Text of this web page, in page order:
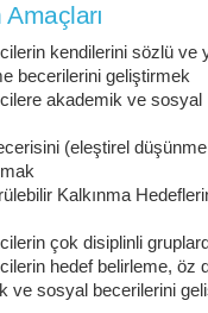
kendilerini sözlü ve
becerilerini geliştirmek
akademik ve sosyal
(eleştirel
Kalkınma
çok disiplinli
hedef belirleme, öz
ve sosyal becerilerini